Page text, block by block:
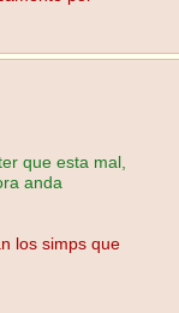
que esta mal,
anda
los simps que